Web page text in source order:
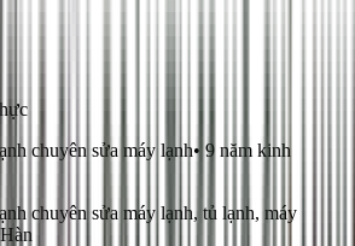
chuyên sửa máy lạnh• 9 năm kinh
chuyên sửa máy lạnh, tủ lạnh, máy